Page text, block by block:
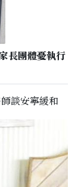
長團體憂執行
談安寧緩和